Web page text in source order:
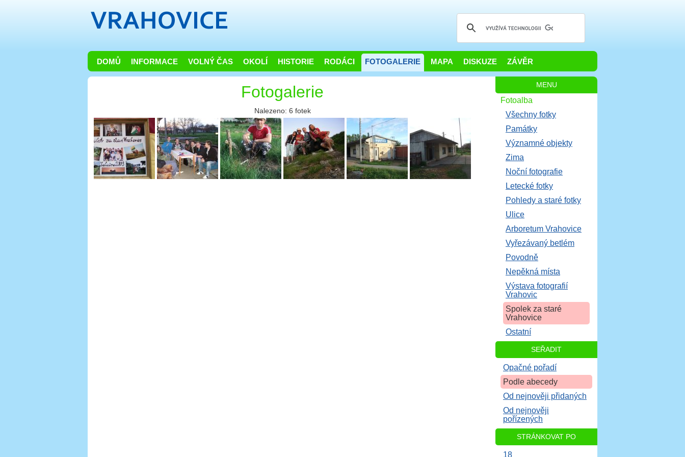
DOMŮ INFORMACE VOLNÝ ČAS OKOLÍ HISTORIE RODÁCI FOTOGALERIE MAPA DISKUZE ZÁVĚR
Fotogalerie
Nalezeno: 6 fotek
MENU
Fotoalba
Všechny fotky
Památky
Významné objekty
Zima
Noční fotografie
Letecké fotky
Pohledy a staré fotky
Ulice
Arboretum Vrahovice
Vyřezávaný betlém
Povodně
Nepěkná místa
Výstava fotografií
Vrahovic
Spolek za staré
Vrahovice
Ostatní
SEŘADIT
Opačné pořadí
Podle abecedy
Od nejnověji přidaných
Od nejnověji
pořízených
STRÁNKOVAT PO
18